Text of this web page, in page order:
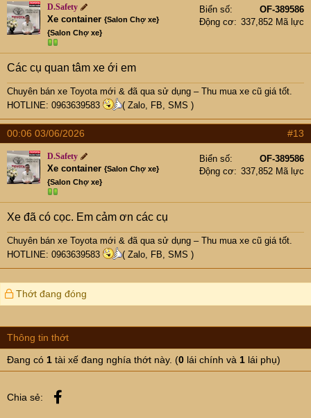
D.Safety
Xe container {Salon Chợ xe}
{Salon Chợ xe}
Biển số
OF-389586
Động cơ
337,852 Mã lực
Các cụ quan tâm xe ới em
Chuyên bán xe Toyota mới & đã qua sử dụng – Thu mua xe cũ giá tốt.
HOTLINE: 0963639583
( Zalo, FB, SMS )
00:06 03/06/2026 #13
D.Safety
Xe container {Salon Chợ xe}
{Salon Chợ xe}
Biển số
OF-389586
Động cơ
337,852 Mã lực
Xe đã có cọc. Em cảm ơn các cụ
Chuyên bán xe Toyota mới & đã qua sử dụng – Thu mua xe cũ giá tốt.
HOTLINE: 0963639583
( Zalo, FB, SMS )
Thớt đang đóng
Thông tin thớt
Đang có 1 tài xế đang nghía thớt này. (0 lái chính và 1 lái phụ)
Chia sẻ: